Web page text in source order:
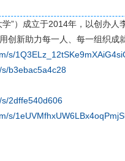
学”）成立于2014年，以创办
创新助力每一人、每一组织成
s/
b3ebac5a4c28
2dffe540d606
s/